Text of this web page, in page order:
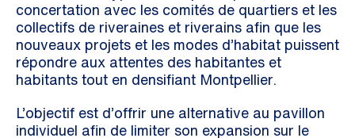
concertation avec les comités de quartiers et les
collectifs de riveraines et riverains afin que les
nouveaux projets et les modes d’habitat puissent
répondre aux attentes des habitantes et
habitants tout en densifiant Montpellier.
L’objectif est d’offrir une alternative au pavillon
individuel afin de limiter son expansion sur le